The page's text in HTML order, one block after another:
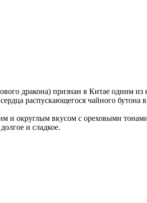
дракона) признан в Китае одним из
распускающегося чайного
и округлым вкусом с ореховыми
и сладкое.